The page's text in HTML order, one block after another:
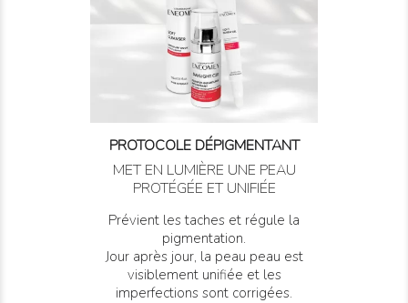
PROTOCOLE DÉPIGMENTANT
MET EN LUMIÈRE UNE PEAU
PROTÉGÉE ET UNIFIÉE
Prévient les taches et régule la
pigmentation.
Jour après jour, la peau peau est
visiblement unifiée et les
imperfections sont corrigées.